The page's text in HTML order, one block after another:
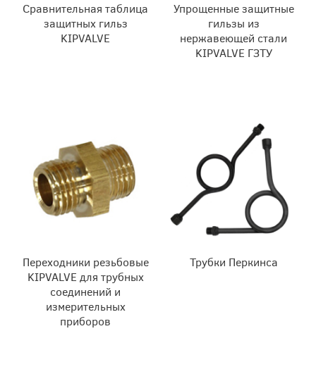
Сравнительная таблица
защитных гильз
KIPVALVE
Упрощенные защитные
гильзы из
нержавеющей стали
KIPVALVE ГЗТУ
Переходники резьбовые
KIPVALVE для трубных
соединений и
измерительных
приборов
Трубки Перкинса